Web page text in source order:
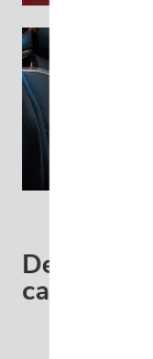
De
carte